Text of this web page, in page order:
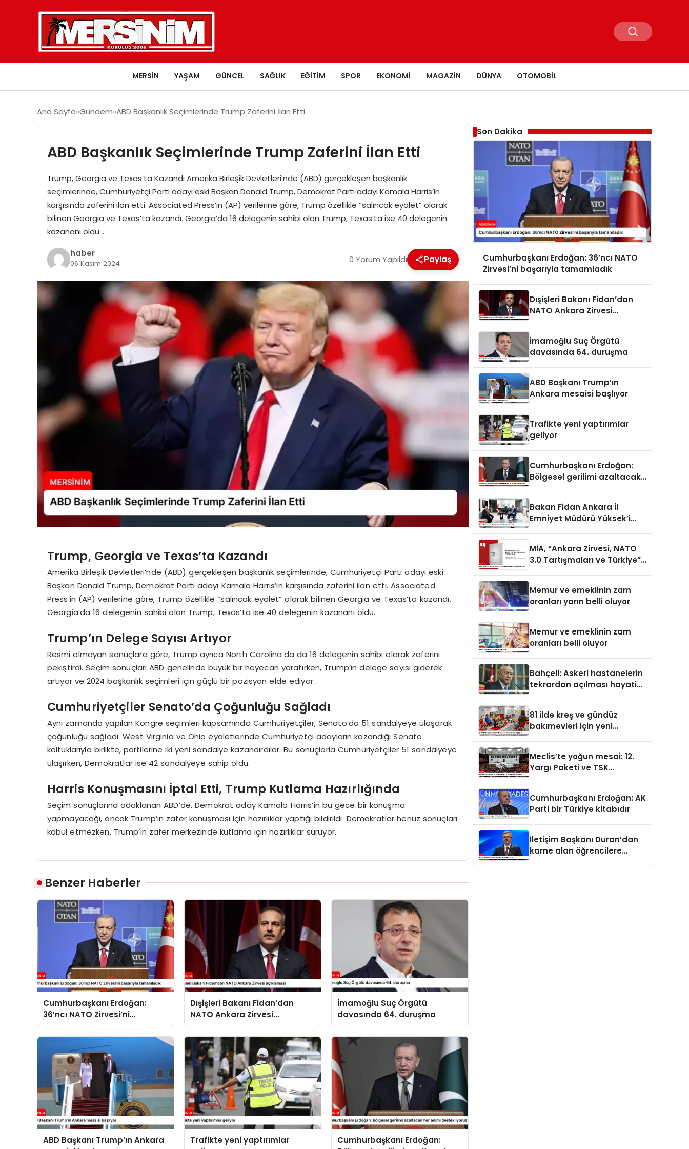
MERSIN YAŞAM GÜNCEL SAĞLIK EĞITIM SPOR EKONOMI MAGAZIN DÜNYA OTOMOBIL
Ana Sayfa Gündem ABD Başkanlık Seçimlerinde Trump Zaferini İlan Etti
ABD Başkanlık Seçimlerinde Trump Zaferini İlan Etti
Trump, Georgia ve Texas’ta Kazandı Amerika Birleşik Devletleri’nde (ABD) gerçekleşen başkanlık
seçimlerinde, Cumhuriyetçi Parti adayı eski Başkan Donald Trump, Demokrat Parti adayı Kamala Harris’in
karşısında zaferini ilan etti. Associated Press’in (AP) verilerine göre, Trump özellikle “salıncak eyalet” olarak
bilinen Georgia ve Texas’ta kazandı. Georgia’da 16 delegenin sahibi olan Trump, Texas’ta ise 40 delegenin
kazananı oldu….
haber
06 Kasım 2024 0 Yorum Yapıldı Paylaş
Trump, Georgia ve Texas’ta Kazandı
Amerika Birleşik Devletleri’nde (ABD) gerçekleşen başkanlık seçimlerinde, Cumhuriyetçi Parti adayı eski
Başkan Donald Trump, Demokrat Parti adayı Kamala Harris’in karşısında zaferini ilan etti. Associated
Press’in (AP) verilerine göre, Trump özellikle “salıncak eyalet” olarak bilinen Georgia ve Texas’ta kazandı.
Georgia’da 16 delegenin sahibi olan Trump, Texas’ta ise 40 delegenin kazananı oldu.
Trump’ın Delege Sayısı Artıyor
Resmi olmayan sonuçlara göre, Trump ayrıca North Carolina’da da 16 delegenin sahibi olarak zaferini
pekiştirdi. Seçim sonuçları ABD genelinde büyük bir heyecan yaratırken, Trump’ın delege sayısı giderek
artıyor ve 2024 başkanlık seçimleri için güçlü bir pozisyon elde ediyor.
Cumhuriyetçiler Senato’da Çoğunluğu Sağladı
Aynı zamanda yapılan Kongre seçimleri kapsamında Cumhuriyetçiler, Senato’da 51 sandalyeye ulaşarak
çoğunluğu sağladı. West Virginia ve Ohio eyaletlerinde Cumhuriyetçi adayların kazandığı Senato
koltuklarıyla birlikte, partilerine iki yeni sandalye kazandırdılar. Bu sonuçlarla Cumhuriyetçiler 51 sandalyeye
ulaşırken, Demokratlar ise 42 sandalyeye sahip oldu.
Harris Konuşmasını İptal Etti, Trump Kutlama Hazırlığında
Seçim sonuçlarına odaklanan ABD’de, Demokrat aday Kamala Harris’in bu gece bir konuşma
yapmayacağı, ancak Trump’ın zafer konuşması için hazırlıklar yaptığı bildirildi. Demokratlar henüz sonuçları
kabul etmezken, Trump’ın zafer merkezinde kutlama için hazırlıklar sürüyor.
Benzer Haberler
Cumhurbaşkanı Erdoğan:
36’ncı NATO Zirvesi’ni
başarıyla tamamladık
Dışişleri Bakanı Fidan’dan
NATO Ankara Zirvesi
açıklaması
İmamoğlu Suç Örgütü
davasında 64. duruşma
ABD Başkanı Trump’ın Ankara
Trafikte yeni yaptırımlar
Cumhurbaşkanı Erdoğan:
Son Dakika
Cumhurbaşkanı Erdoğan: 36’ncı NATO
Zirvesi’ni başarıyla tamamladık
Dışişleri Bakanı Fidan’dan
NATO Ankara Zirvesi
İmamoğlu Suç Örgütü
davasında 64. duruşma
ABD Başkanı Trump’ın
Ankara mesaisi başlıyor
Trafikte yeni yaptırımlar
geliyor
Cumhurbaşkanı Erdoğan:
Bölgesel gerilimi azaltacak
Bakan Fidan Ankara İl
Emniyet Müdürü Yüksek’i
MİA, “Ankara Zirvesi, NATO
3.0 Tartışmaları ve Türkiye”
Memur ve emeklinin zam
oranları yarın belli oluyor
Memur ve emeklinin zam
oranları belli oluyor
Bahçeli: Askeri hastanelerin
tekrardan açılması hayati
81 ilde kreş ve gündüz
bakımevleri için yeni
Meclis’te yoğun mesai: 12.
Yargı Paketi ve TSK
Cumhurbaşkanı Erdoğan: AK
Parti bir Türkiye kitabıdır
İletişim Başkanı Duran’dan
karne alan öğrencilere